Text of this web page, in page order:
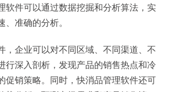
软件可以通过数据挖掘和分析算法，实
准确的分析。
，企业可以对不同区域、不同渠道、不
行深入剖析，发现产品的销售热点和冷
促销策略。同时，快消品管理软件还可